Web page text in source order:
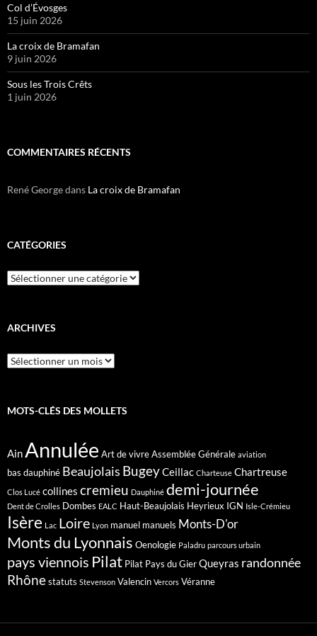
Col d’Évosges
15 juin 2026
La croix de Bramafan
9 juin 2026
Sous les Trois Crêts
1 juin 2026
COMMENTAIRES RÉCENTS
René Georgedans La croix de Bramafan
CATÉGORIES
Catégories
ARCHIVES
Archives
MOTS-CLÉS DES MOLLETS
Ain Annulée Art de vivreAssemblée Générale aviation
bas dauphiné Beaujolais BugeyCeillac Charteuse Chartreuse
Clos Lucé collines cremieu Dauphiné demi-journée
Dent de Crolles Dombes EALC Haut-Beaujolais Heyrieux IGN Isle-Crémieu
Isère Lac Loire Lyon manuel manuels Monts-D'or
Monts du Lyonnais Oenologie Paladru parcours urbain
pays viennois Pilat Pilat Pays du GierQueyras randonnée
Rhônestatuts Stevenson Valencin Vercors Véranne